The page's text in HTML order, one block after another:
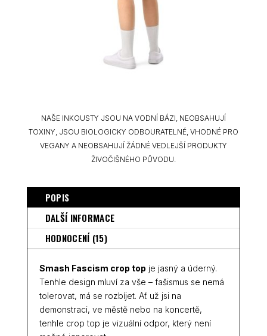
NAŠE INKOUSTY JSOU NA VODNÍ BÁZI, NEOBSAHUJÍ
TOXINY, JSOU BIOLOGICKY ODBOURATELNÉ, VHODNÉ PRO
VEGANY A NEOBSAHUJÍ ŽÁDNÉ VEDLEJŠÍ PRODUKTY
ŽIVOČIŠNÉHO PŮVODU.
POPIS
DALŠÍ INFORMACE
HODNOCENÍ (15)
Smash Fascism crop top je jasný a úderný.
Tenhle design mluví za vše – fašismus se nemá
tolerovat, má se rozbíjet. Ať už jsi na
demonstraci, ve městě nebo na koncertě,
tenhle crop top je vizuální odpor, který není